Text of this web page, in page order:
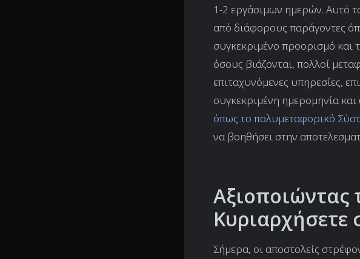
1-2 εργάσιμων ημερών. Αυτό
από διάφορους παράγοντες
συγκεκριμένο προορισμό και
όσους βιάζονται, πολλοί
επιταχυνόμενες υπηρεσίες,
συγκεκριμένη ημερομηνία
όπως το πολυμεταφορικό
να βοηθήσει στην
Αξιοποιώντας
Κυριαρχήσετε
Σήμερα, οι αποστολείς